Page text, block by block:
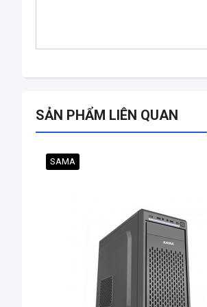
SẢN PHẨM LIÊN QUAN
SAMA